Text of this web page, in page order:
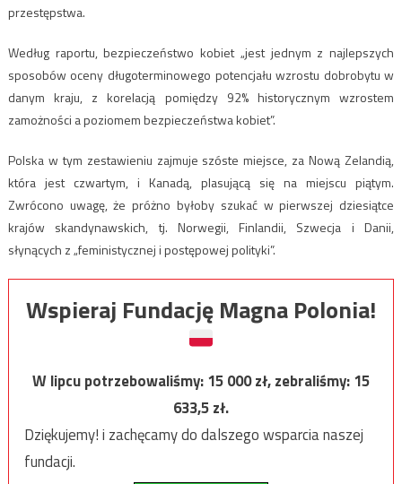
przestępstwa.
Według raportu, bezpieczeństwo kobiet „jest jednym z najlepszych
sposobów oceny długoterminowego potencjału wzrostu dobrobytu w
danym kraju, z korelacją pomiędzy 92% historycznym wzrostem
zamożności a poziomem bezpieczeństwa kobiet”.
Polska w tym zestawieniu zajmuje szóste miejsce, za Nową Zelandią,
która jest czwartym, i Kanadą, plasującą się na miejscu piątym.
Zwrócono uwagę, że próżno byłoby szukać w pierwszej dziesiątce
krajów skandynawskich, tj. Norwegii, Finlandii, Szwecja i Danii,
słynących z „feministycznej i postępowej polityki”.
Wspieraj Fundację Magna Polonia!
W lipcu potrzebowaliśmy:15 000zł, zebraliśmy:15
633,5zł.
Dziękujemy! i zachęcamy do dalszego wsparcia naszej
fundacji.